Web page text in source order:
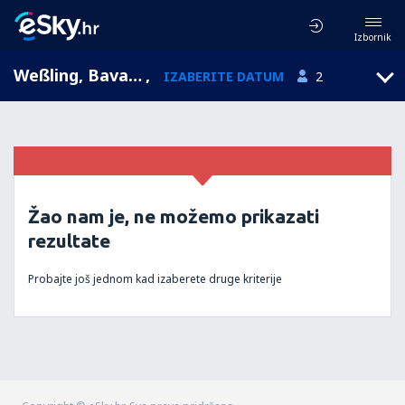
Izbornik
Weßling, Bavaria, Njemačka , IZABERITE DATUM 2
Žao nam je, ne možemo prikazati
rezultate
Probajte još jednom kad izaberete druge kriterije